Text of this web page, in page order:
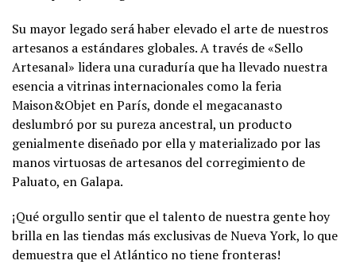
Su mayor legado será haber elevado el arte de nuestros
artesanos a estándares globales. A través de «Sello
Artesanal» lidera una curaduría que ha llevado nuestra
esencia a vitrinas internacionales como la feria
Maison&Objet en París, donde el megacanasto
deslumbró por su pureza ancestral, un producto
genialmente diseñado por ella y materializado por las
manos virtuosas de artesanos del corregimiento de
Paluato, en Galapa.
¡Qué orgullo sentir que el talento de nuestra gente hoy
brilla en las tiendas más exclusivas de Nueva York, lo que
demuestra que el Atlántico no tiene fronteras!